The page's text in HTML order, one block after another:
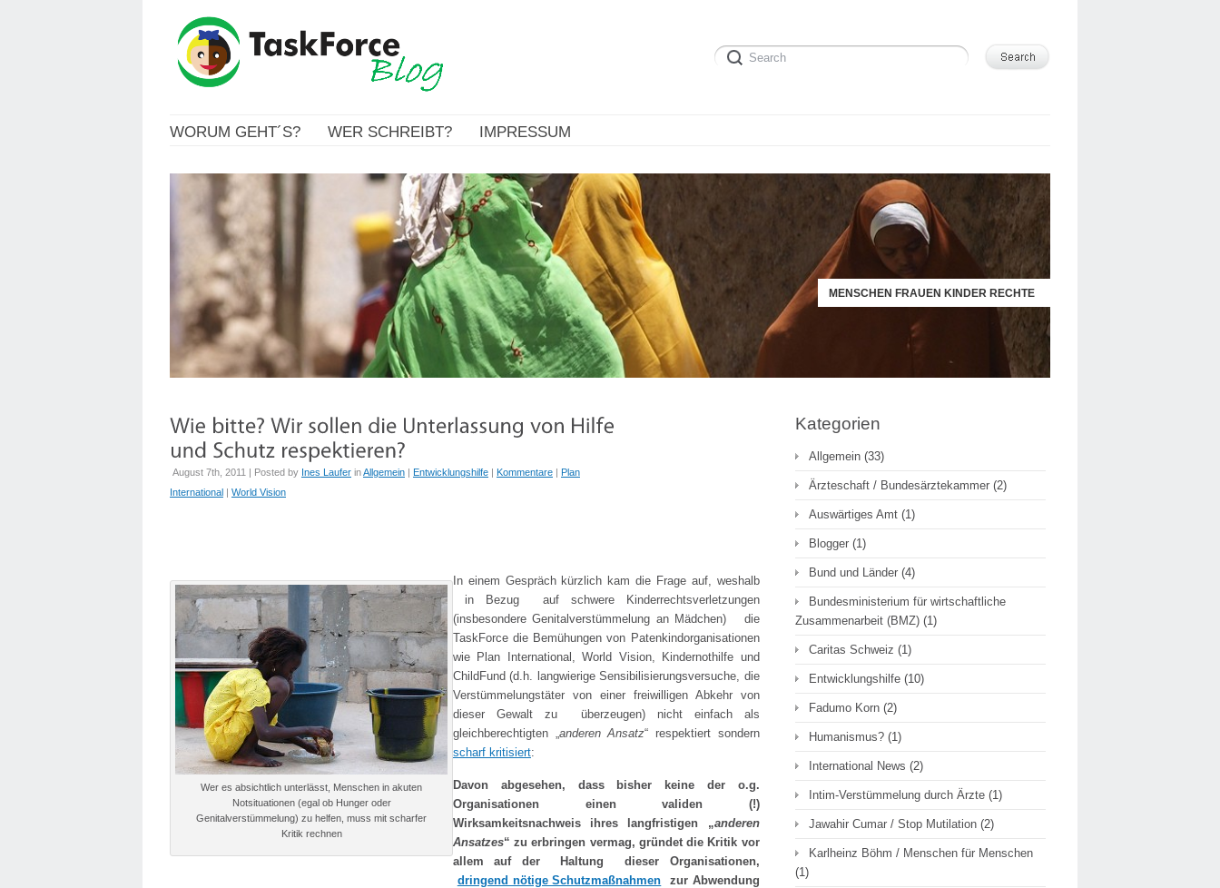
WORUM GEHT´S? WER SCHREIBT? IMPRESSUM
MENSCHEN FRAUEN KINDER RECHTE
August 7th, 2011 | Posted by Ines Laufer inAllgemein | Entwicklungshilfe | Kommentare | Plan
International | World Vision
Wer es absichtlich unterlässt, Menschen in akuten
Notsituationen (egal ob Hunger oder
Genitalverstümmelung) zu helfen, muss mit scharfer
Kritik rechnen
In einem Gespräch kürzlich kam die Frage auf, weshalb
in Bezug auf schwere Kinderrechtsverletzungen
(insbesondere Genitalverstümmelung an Mädchen) die
TaskForce die Bemühungen von Patenkindorganisationen
wie Plan International, World Vision, Kindernothilfe und
ChildFund (d.h. langwierige Sensibilisierungsversuche, die
Verstümmelungstäter von einer freiwilligen Abkehr von
dieser Gewalt zu überzeugen) nicht einfach als
gleichberechtigten „anderen Ansatz“ respektiert sondern
scharf kritisiert:
Davon abgesehen, dass bisher keine der o.g.
Organisationen einen validen (!)
Wirksamkeitsnachweis ihres langfristigen „anderen
Ansatzes“ zu erbringen vermag, gründet die Kritik vor
allem auf der Haltung dieser Organisationen,
dringend nötige Schutzmaßnahmen zur Abwendung
Kategorien
Allgemein (33)
Ärzteschaft / Bundesärztekammer (2)
Auswärtiges Amt (1)
Blogger (1)
Bund und Länder (4)
Bundesministerium für wirtschaftliche
Zusammenarbeit (BMZ) (1)
Caritas Schweiz (1)
Entwicklungshilfe (10)
Fadumo Korn (2)
Humanismus? (1)
International News (2)
Intim-Verstümmelung durch Ärzte (1)
Jawahir Cumar / Stop Mutilation (2)
Karlheinz Böhm / Menschen für Menschen
(1)